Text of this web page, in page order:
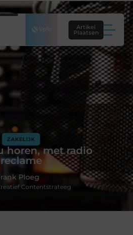
Artikel
Plaatsen
ZAKELIJK
horen, met radio
reclame
Ploeg
Contentstrateeg